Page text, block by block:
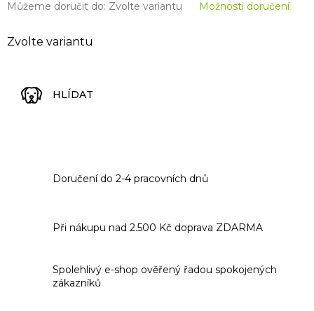
Zvolte variantu
Můžeme doručit do: Zvolte variantu Možnosti doručení
HLÍDAT
Doručení do 2-4 pracovních dnů
Při nákupu nad 2.500 Kč doprava ZDARMA
Spolehlivý e-shop ověřený řadou spokojených
zákazníků